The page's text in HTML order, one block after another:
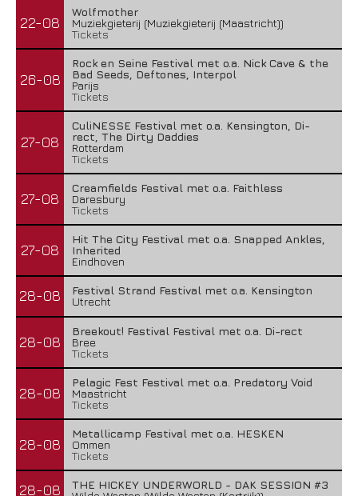
22-08
Wolfmother
Muziekgieterij (Muziekgieterij (Maastricht))
Tickets
26-08
Rock en Seine Festival met o.a. Nick Cave & the
Bad Seeds, Deftones, Interpol
Parijs
Tickets
27-08
CuliNESSE Festival met o.a. Kensington, Di-
rect, The Dirty Daddies
Rotterdam
Tickets
27-08
Creamfields Festival met o.a. Faithless
Daresbury
Tickets
27-08
Hit The City Festival met o.a. Snapped Ankles,
Inherited
Eindhoven
28-08
Festival Strand Festival met o.a. Kensington
Utrecht
28-08
Breekout! Festival Festival met o.a. Di-rect
Bree
Tickets
28-08
Pelagic Fest Festival met o.a. Predatory Void
Maastricht
Tickets
28-08
Metallicamp Festival met o.a. HESKEN
Ommen
Tickets
28-08
THE HICKEY UNDERWORLD - DAK SESSION #3